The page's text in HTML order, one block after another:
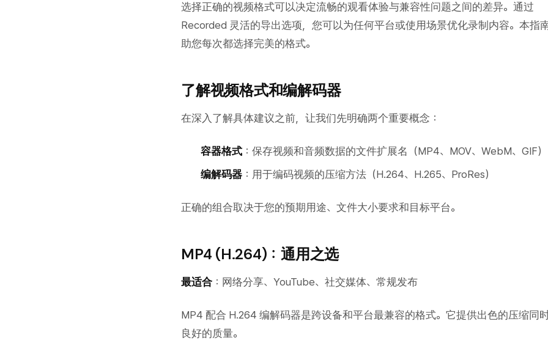
选择正确的视频格式可以决定流畅的观看体验与兼容性问题之间的差异。通过
Recorded 灵活的导出选项，您可以为任何平台或使用场景优化录制内容。本指
助您每次都选择完美的格式。
了解视频格式和编解码器
在深入了解具体建议之前，让我们先明确两个重要概念：
容器格式 ：保存视频和音频数据的文件扩展名（MP4、MOV、WebM、GIF）
编解码器 ：用于编码视频的压缩方法（H.264、H.265、ProRes）
正确的组合取决于您的预期用途、文件大小要求和目标平台。
MP4 (H.264)：通用之选
最适合 ：网络分享、YouTube、社交媒体、常规发布
MP4 配合 H.264 编解码器是跨设备和平台最兼容的格式。它提供出色的压缩同
良好的质量。